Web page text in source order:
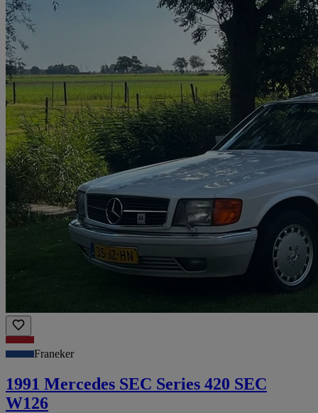
Franeker
1991 Mercedes SEC Series 420 SEC
W126